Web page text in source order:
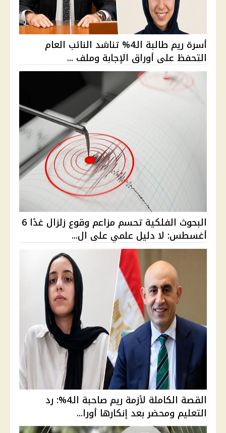
أسرة ريم طالبة الـ4% تناشد النائب العام
التحفظ على أوراق الإجابة وملف ...
البحوث الفلكية تحسم مزاعم وقوع زلزال غدًا 6
أغسطس: لا دليل علمي على ال...
القصة الكاملة لأزمة ريم صاحبة الـ4%: رد
التعليم ومحضر بعد إنكارها أورا...